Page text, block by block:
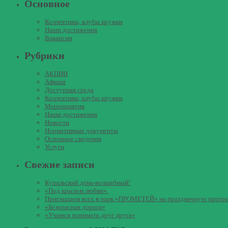
Основное
Коллективы, клубы кружки
Наши достижения
Вакансии
Рубрики
АКЦИИ
Афиши
Доступная среда
Коллективы, клубы кружки
Мероприятия
Наши достижения
Новости
Нормативные документы
Основные сведения
Услуги
Свежие записи
Купальский день-волшебный!
«Под крылом любви».
Приглашаем всех в парк «ПРОМЕТЕЙ» на праздничную
«Безопасная дорога»
«Учимся понимать друг друга»